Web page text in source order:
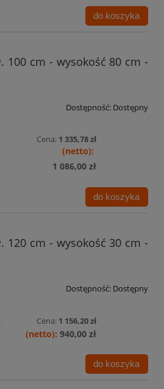
do koszyka
100 cm - wysokość 80 cm -
Dostępność: Dostępny
Cena: 1 335,78 zł
1 086,00 zł
do koszyka
120 cm - wysokość 30 cm -
Dostępność: Dostępny
Cena: 1 156,20 zł
940,00 zł
do koszyka